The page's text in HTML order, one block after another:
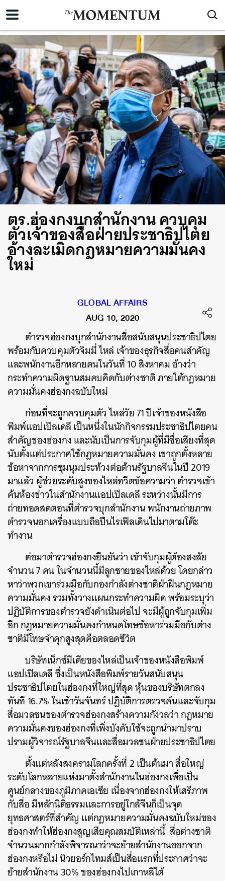
ตร.ฮ่องกงบุกสำนักงาน ควบคุม
ตัวเจ้าของสื่อฝ่ายประชาธิปไตย
อ้างละเมิดกฎหมายความมั่นคง
ใหม่
GLOBAL AFFAIRS
AUG 10, 2020
ตำรวจฮ่องกงบุกสำนักงานสื่อสนับสนุนประชาธิปไตย
พร้อมกับควบคุมตัวจิมมี่ ไหล่ เจ้าของธุรกิจสื่อคนสำคัญ
และพนักงานอีกหลายคนในวันที่ 10 สิงหาคม อ้างว่า
กระทำความผิดฐานสมคบคิดกับต่างชาติ ภายใต้กฎหมาย
ความมั่นคงฮ่องกงฉบับใหม่
ก่อนที่จะถูกควบคุมตัว ไหล่วัย 71 ปีเจ้าของหนังสือ
พิมพ์แอปเปิลเดลี เป็นหนึ่งในนักกิจกรรมประชาธิปไตยคน
สำคัญของฮ่องกง และนับเป็นการจับกุมผู้ที่มีชื่อเสียงที่สุด
นับตั้งแต่ประกาศใช้กฎหมายความมั่นคง เขาถูกตั้งหลาย
ข้อหาจากการชุมนุมประท้วงต่อต้านรัฐบาลจีนในปี 2019
มาแล้ว ผู้ช่วยระดับสูงของไหล่ทวีตข้อความว่า ตำรวจเข้า
ค้นห้องข่าวในสำนักงานแอปเปิลเดลี ระหว่างนั้นมีการ
ถ่ายทอดสดตอนที่ตำรวจบุกสำนักงาน พนักงานถ่ายภาพ
ตำรวจนอกเครื่องแบบถือปืนไรเฟิลเดินไปมาตามโต๊ะ
ทำงาน
ต่อมาตำรวจฮ่องกงยืนยันว่า เข้าจับกุมผู้ต้องสงสัย
จำนวน 7 คน ในจำนวนนี้มีลูกชายของไหล่ด้วย โดยกล่าว
หาว่าพวกเขาร่วมมือกับกองกำลังต่างชาติฝ่าฝืนกฎหมาย
ความมั่นคง รวมทั้งวางแผนกระทำความผิด พร้อมระบุว่า
ปฏิบัติการของตำรวจยังดำเนินต่อไป จะมีผู้ถูกจับกุมเพิ่ม
อีก กฎหมายความมั่นคงกำหนดโทษข้อหาร่วมมือกับต่าง
ชาติมีโทษจำคุกสูงสุดคือตลอดชีวิต
บริษัทเน็กซ์มีเดียของไหล่เป็นเจ้าของหนังสือพิมพ์
แอปเปิลเดลี ซึ่งเป็นหนังสือพิมพ์รายวันสนับสนุน
ประชาธิปไตยในฮ่องกงที่ใหญ่ที่สุด หุ้นของบริษัทตกลง
ทันที 16.7% ในเช้าวันจันทร์ ปฏิบัติการตรวจค้นและจับกุม
สื่อมวลชนของตำรวจฮ่องกงสร้างความกังวลว่า กฎหมาย
ความมั่นคงของฮ่องกงที่เพิ่งบังคับใช้จะถูกนำมาปราบ
ปรามผู้วิจารณ์รัฐบาลจีนและสื่อมวลชนฝ่ายประชาธิปไตย
ตั้งแต่หลังสงครามโลกครั้งที่ 2 เป็นต้นมา สื่อใหญ่
ระดับโลกหลายแห่งมาตั้งสำนักงานในฮ่องกงเพื่อเป็น
ศูนย์กลางของภูมิภาคเอเชีย เนื่องจากฮ่องกงให้เสรีภาพ
กับสื่อ มีหลักนิติธรรมและการอยู่ใกล้จีนก็เป็นจุด
ยุทธศาสตร์ที่สำคัญ แต่กฎหมายความมั่นคงฉบับใหม่ของ
ฮ่องกงทำให้ฮ่องกงสูญเสียคุณสมบัติเหล่านี้ สื่อต่างชาติ
จำนวนมากกำลังพิจารณาว่าจะย้ายสำนักงานออกจาก
ฮ่องกงหรือไม่ นิวยอร์กไทมส์เป็นสื่อแรกที่ประกาศว่าจะ
ย้ายสำนักงาน 30% ของฮ่องกงไปเกาหลีใต้